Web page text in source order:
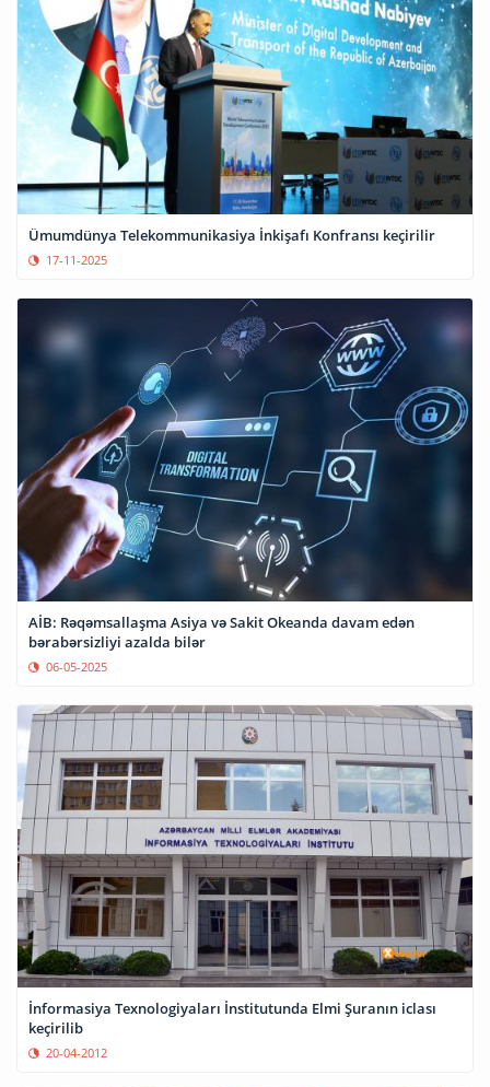
Ümumdünya Telekommunikasiya İnkişafı Konfransı keçirilir
17-11-2025
AİB: Rəqəmsallaşma Asiya və Sakit Okeanda davam edən
bərabərsizliyi azalda bilər
06-05-2025
İnformasiya Texnologiyaları İnstitutunda Elmi Şuranın iclası
keçirilib
20-04-2012